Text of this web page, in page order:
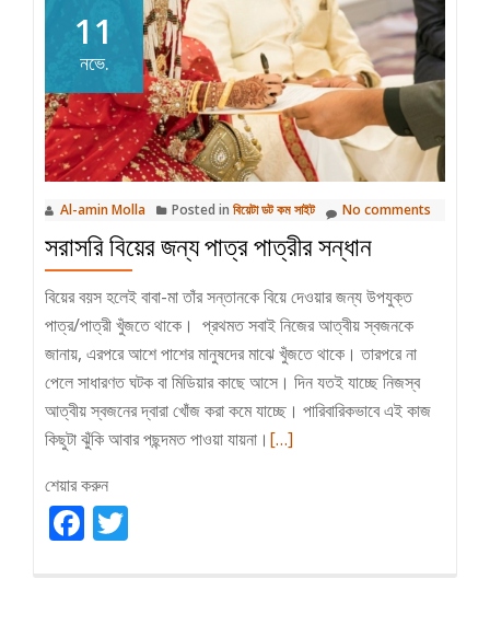
করতে
হবে?
11
নভে.
Al-amin Molla Posted in বিয়েটা ডট কম সাইট No comments
সরাসরি বিয়ের জন্য পাত্র পাত্রীর সন্ধান
বিয়ের বয়স হলেই বাবা-মা তাঁর সন্তানকে বিয়ে দেওয়ার জন্য উপযুক্ত
পাত্র/পাত্রী খুঁজতে থাকে। প্রথমত সবাই নিজের আত্বীয় স্বজনকে
জানায়, এরপরে আশে পাশের মানুষদের মাঝে খুঁজতে থাকে। তারপরে না
পেলে সাধারণত ঘটক বা মিডিয়ার কাছে আসে। দিন যতই যাচ্ছে নিজস্ব
আত্বীয় স্বজনের দ্বারা খোঁজ করা কমে যাচ্ছে। পারিবারিকভাবে এই কাজ
কিছুটা ঝুঁকি আবার পছন্দমত পাওয়া যায়না। Read
[…]
শেয়ার করুন
Facebook